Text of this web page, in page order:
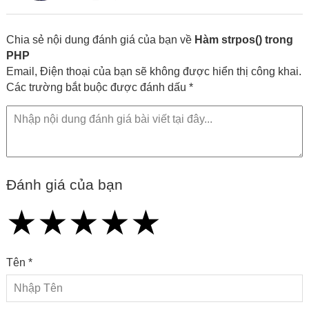
Chia sẻ nội dung đánh giá của bạn về Hàm strpos() trong
PHP
Email, Điện thoại của bạn sẽ không được hiển thị công khai.
Các trường bắt buộc được đánh dấu *
Đánh giá của bạn
★
★★
★★★
★★★★
★★★★★
Tên *